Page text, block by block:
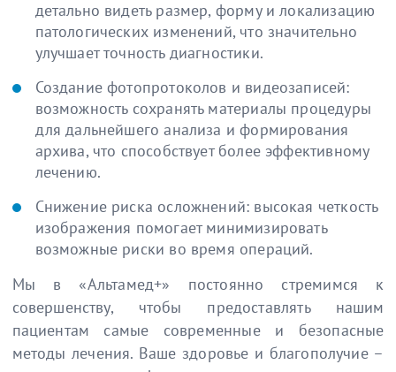
детально видеть размер, форму и локализацию
патологических изменений, что значительно
улучшает точность диагностики.
Создание фотопротоколов и видеозаписей:
возможность сохранять материалы процедуры
для дальнейшего анализа и формирования
архива, что способствует более эффективному
лечению.
Снижение риска осложнений: высокая четкость
изображения помогает минимизировать
возможные риски во время операций.
Мы в «Альтамед+» постоянно стремимся к
совершенству, чтобы предоставлять нашим
пациентам самые современные и безопасные
методы лечения. Ваше здоровье и благополучие –